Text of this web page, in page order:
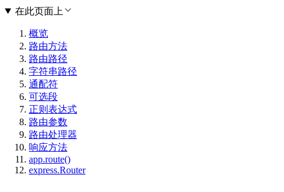
在此页面上
概览
路由方法
路由路径
字符串路径
通配符
可选段
正则表达式
路由参数
路由处理器
响应方法
app.route()
express.Router